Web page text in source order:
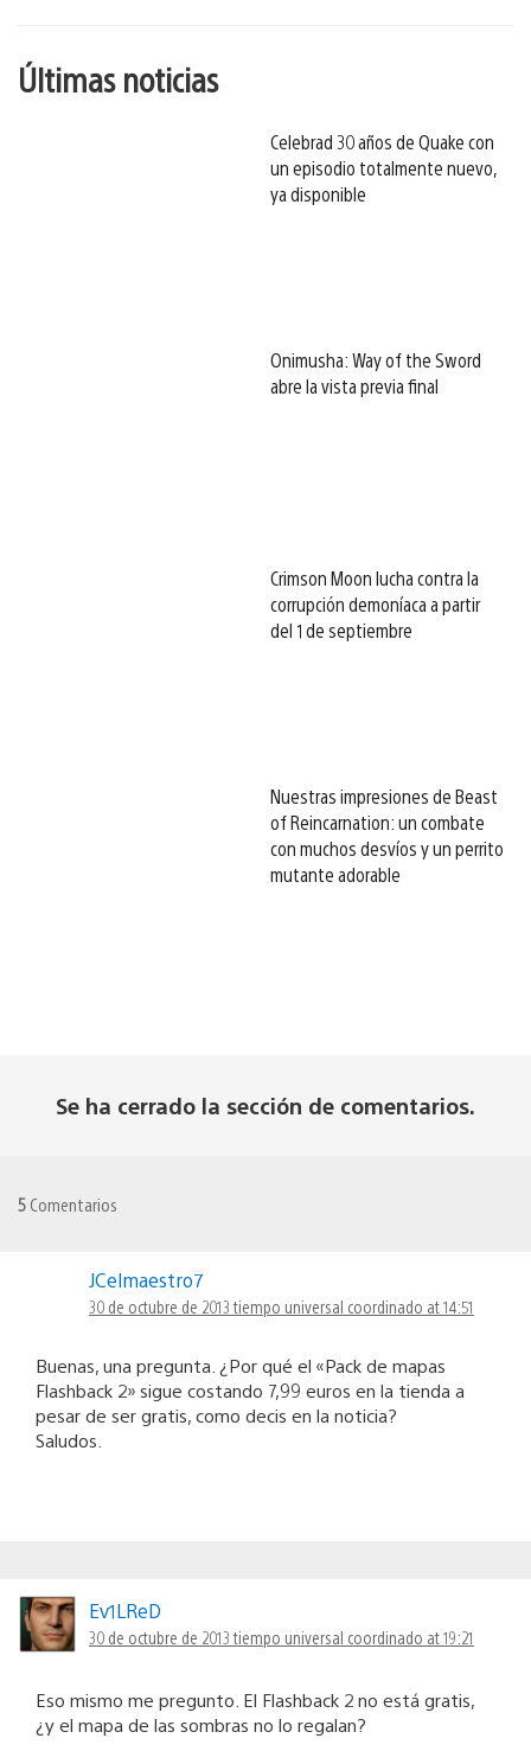
Últimas noticias
Celebrad 30 años de Quake con
un episodio totalmente nuevo,
ya disponible
Onimusha: Way of the Sword
abre la vista previa final
Crimson Moon lucha contra la
corrupción demoníaca a partir
del 1 de septiembre
Nuestras impresiones de Beast
of Reincarnation: un combate
con muchos desvíos y un perrito
mutante adorable
Se ha cerrado la sección de comentarios.
5 Comentarios
JCelmaestro7
30 de octubre de 2013 tiempo universal coordinado at 14:51
Buenas, una pregunta. ¿Por qué el «Pack de mapas
Flashback 2» sigue costando 7,99 euros en la tienda a
pesar de ser gratis, como decis en la noticia?
Saludos.
Ev1LReD
30 de octubre de 2013 tiempo universal coordinado at 19:21
Eso mismo me pregunto. El Flashback 2 no está gratis,
¿y el mapa de las sombras no lo regalan?